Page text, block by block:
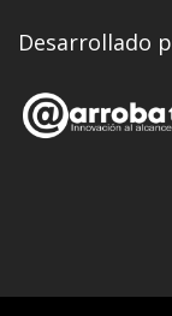
Desarrollado